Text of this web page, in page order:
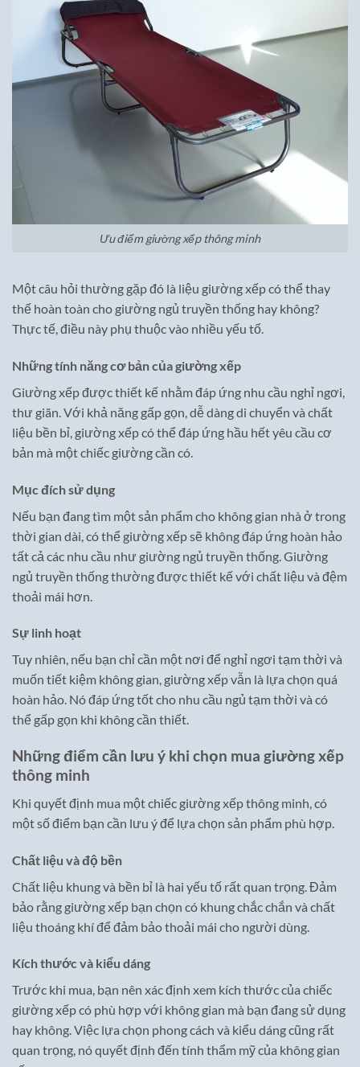
Ưu điểm giường xếp thông minh
Một câu hỏi thường gặp đó là liệu giường xếp có thể thay
thế hoàn toàn cho giường ngủ truyền thống hay không?
Thực tế, điều này phụ thuộc vào nhiều yếu tố.
Những tính năng cơ bản của giường xếp
Giường xếp được thiết kế nhằm đáp ứng nhu cầu nghỉ ngơi,
thư giãn. Với khả năng gấp gọn, dễ dàng di chuyển và chất
liệu bền bỉ, giường xếp có thể đáp ứng hầu hết yêu cầu cơ
bản mà một chiếc giường cần có.
Mục đích sử dụng
Nếu bạn đang tìm một sản phẩm cho không gian nhà ở trong
thời gian dài, có thể giường xếp sẽ không đáp ứng hoàn hảo
tất cả các nhu cầu như giường ngủ truyền thống. Giường
ngủ truyền thống thường được thiết kế với chất liệu và đệm
thoải mái hơn.
Sự linh hoạt
Tuy nhiên, nếu bạn chỉ cần một nơi để nghỉ ngơi tạm thời và
muốn tiết kiệm không gian, giường xếp vẫn là lựa chọn quá
hoàn hảo. Nó đáp ứng tốt cho nhu cầu ngủ tạm thời và có
thể gấp gọn khi không cần thiết.
Những điểm cần lưu ý khi chọn mua giường xếp
thông minh
Khi quyết định mua một chiếc giường xếp thông minh, có
một số điểm bạn cần lưu ý để lựa chọn sản phẩm phù hợp.
Chất liệu và độ bền
Chất liệu khung và bền bỉ là hai yếu tố rất quan trọng. Đảm
bảo rằng giường xếp bạn chọn có khung chắc chắn và chất
liệu thoáng khí để đảm bảo thoải mái cho người dùng.
Kích thước và kiểu dáng
Trước khi mua, bạn nên xác định xem kích thước của chiếc
giường xếp có phù hợp với không gian mà bạn đang sử dụng
hay không. Việc lựa chọn phong cách và kiểu dáng cũng rất
quan trọng, nó quyết định đến tính thẩm mỹ của không gian